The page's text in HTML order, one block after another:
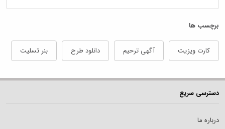
برچسب ها
کارت ویزیت آگهی ترحیم دانلود طرح بنر تسلیت
دسترسی سریع
درباره ما